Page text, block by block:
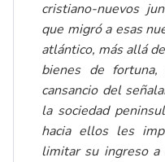
cristiano-nuevos
que migró a esas
atlántico, más allá
bienes de
cansancio del
la sociedad
hacia ellos les
limitar su ingreso a